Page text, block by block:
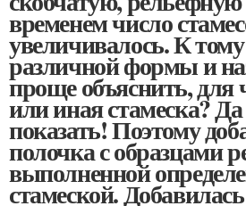
временем число
увеличивалось. К
различной формы и
проще объяснить, для
или иная стамеска?
показать! Поэтому
полочка с образцами
выполненной
стамеской.